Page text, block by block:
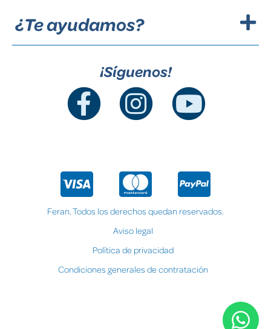
¿Te ayudamos?
¡Síguenos!
Feran. Todos los derechos quedan reservados.
Aviso legal
Política de privacidad
Condiciones generales de contratación